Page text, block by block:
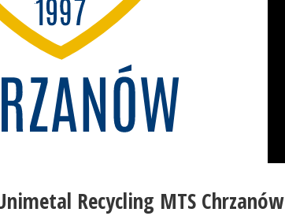
Recycling MTS Chrzanów